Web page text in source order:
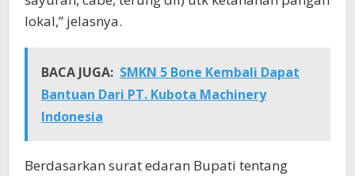
lokal,” jelasnya.
BACA JUGA: SMKN 5 Bone Kembali Dapat
Bantuan Dari PT. Kubota Machinery
Indonesia
Berdasarkan surat edaran Bupati tentang